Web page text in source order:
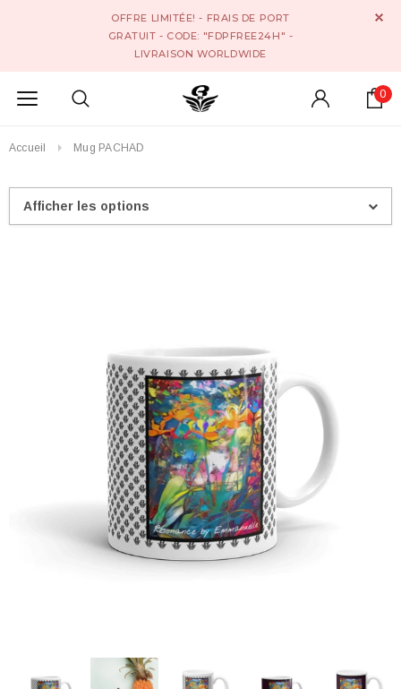
OFFRE LIMITÉE! - FRAIS DE PORT
GRATUIT - CODE: "FDPFREE24H" -
LIVRAISON WORLDWIDE
0
Accueil Mug PACHAD
Afficher les options